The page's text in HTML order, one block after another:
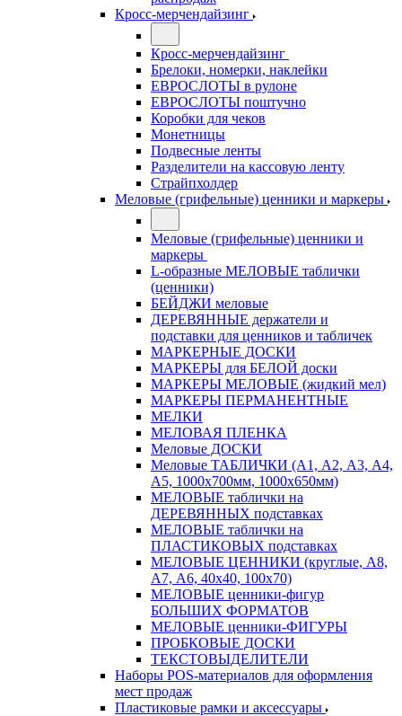
Кросс-мерчендайзинг
Кросс-мерчендайзинг
Брелоки, номерки, наклейки
ЕВРОСЛОТЫ в рулоне
ЕВРОСЛОТЫ поштучно
Коробки для чеков
Монетницы
Подвесные ленты
Разделители на кассовую ленту
Страйпхолдер
Меловые (грифельные) ценники и маркеры
Меловые (грифельные) ценники и
маркеры
L-образные МЕЛОВЫЕ таблички
(ценники)
БЕЙДЖИ меловые
ДЕРЕВЯННЫЕ держатели и
подставки для ценников и табличек
МАРКЕРНЫЕ ДОСКИ
МАРКЕРЫ для БЕЛОЙ доски
МАРКЕРЫ МЕЛОВЫЕ (жидкий мел)
МАРКЕРЫ ПЕРМАНЕНТНЫЕ
МЕЛКИ
МЕЛОВАЯ ПЛЕНКА
Меловые ДОСКИ
Меловые ТАБЛИЧКИ (А1, А2, А3, А4,
А5, 1000х700мм, 1000х650мм)
МЕЛОВЫЕ таблички на
ДЕРЕВЯННЫХ подставках
МЕЛОВЫЕ таблички на
ПЛАСТИКОВЫХ подставках
МЕЛОВЫЕ ЦЕННИКИ (круглые, А8,
А7, А6, 40х40, 100х70)
МЕЛОВЫЕ ценники-фигур
БОЛЬШИХ ФОРМАТОВ
МЕЛОВЫЕ ценники-ФИГУРЫ
ПРОБКОВЫЕ ДОСКИ
ТЕКСТОВЫДЕЛИТЕЛИ
Наборы POS-материалов для оформления
мест продаж
Пластиковые рамки и аксессуары